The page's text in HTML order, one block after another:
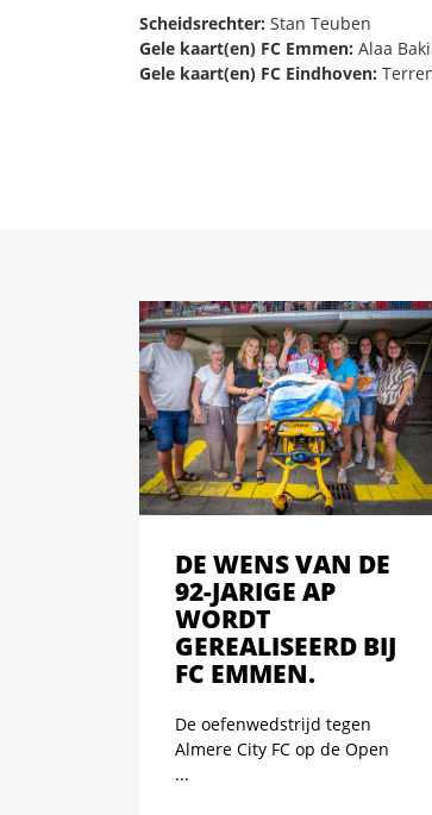
Scheidsrechter: Stan Teuben
Gele kaart(en) FC Emmen: Alaa
Gele kaart(en) FC Eindhoven:
DE WENS VAN DE
92-JARIGE AP
WORDT
GEREALISEERD BIJ
FC EMMEN.
De oefenwedstrijd tegen
Almere City FC op de Open
...